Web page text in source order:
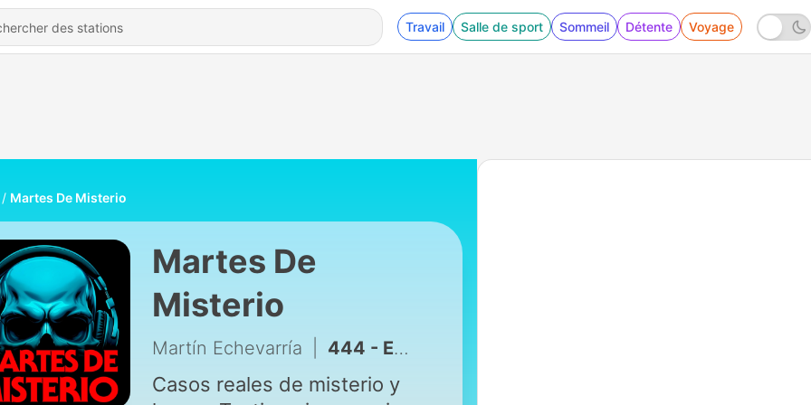
Travail Salle de sport Sommeil Détente Voyage
Martes De Misterio
Martes De
Misterio
Martín Echevarría 444 - EP:433: Ars Goetia
Casos reales de misterio y